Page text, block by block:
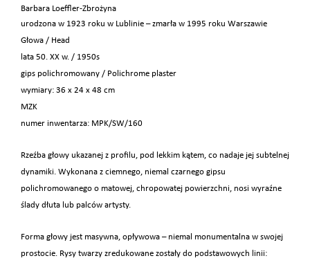
Barbara Loeffler-Zbrożyna
urodzona w 1923 roku w Lublinie – zmarła w 1995 roku Warszawie
Głowa / Head
lata 50. XX w. / 1950s
gips polichromowany / Polichrome plaster
wymiary: 36 x 24 x 48 cm
MZK
numer inwentarza: MPK/SW/160
Rzeźba głowy ukazanej z profilu, pod lekkim kątem, co nadaje jej subtelnej
dynamiki. Wykonana z ciemnego, niemal czarnego gipsu
polichromowanego o matowej, chropowatej powierzchni, nosi wyraźne
ślady dłuta lub palców artysty.
Forma głowy jest masywna, opływowa – niemal monumentalna w swojej
prostocie. Rysy twarzy zredukowane zostały do podstawowych linii: